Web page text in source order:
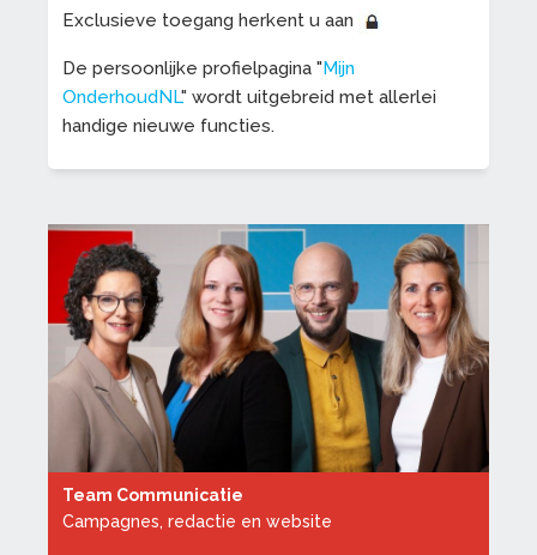
Exclusieve toegang herkent u aan
De persoonlijke profielpagina "Mijn
OnderhoudNL" wordt uitgebreid met allerlei
handige nieuwe functies.
Team Communicatie
Campagnes, redactie en website